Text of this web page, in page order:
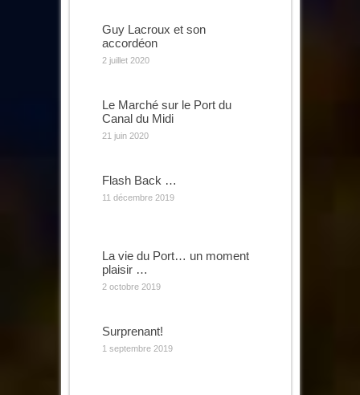
Guy Lacroux et son
accordéon
2 juillet 2020
Le Marché sur le Port du
Canal du Midi
21 juin 2020
Flash Back …
11 décembre 2019
La vie du Port… un moment
plaisir …
2 octobre 2019
Surprenant!
1 septembre 2019